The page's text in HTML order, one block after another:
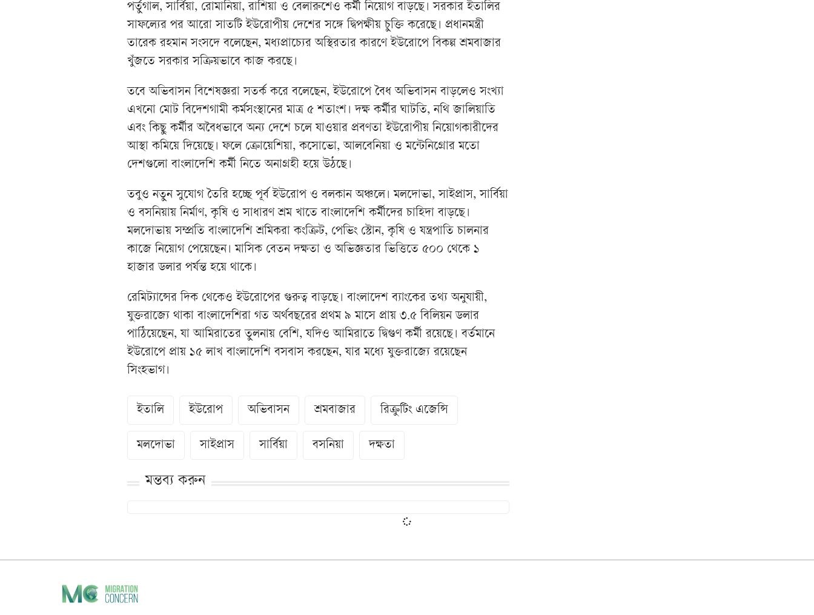
পর্তুগাল, সার্বিয়া, রোমানিয়া, রাশিয়া ও বেলারুশেও কর্মী নিয়োগ বাড়ছে। সরকার ইতালির
সাফল্যের পর আরো সাতটি ইউরোপীয় দেশের সঙ্গে দ্বিপক্ষীয় চুক্তি করেছে। প্রধানমন্ত্রী
তারেক রহমান সংসদে বলেছেন, মধ্যপ্রাচ্যের অস্থিরতার কারণে ইউরোপে বিকল্প শ্রমবাজার
খুঁজতে সরকার সক্রিয়ভাবে কাজ করছে।
তবে অভিবাসন বিশেষজ্ঞরা সতর্ক করে বলেছেন, ইউরোপে বৈধ অভিবাসন বাড়লেও সংখ্যা
এখনো মোট বিদেশগামী কর্মসংস্থানের মাত্র ৫ শতাংশ। দক্ষ কর্মীর ঘাটতি, নথি জালিয়াতি
এবং কিছু কর্মীর অবৈধভাবে অন্য দেশে চলে যাওয়ার প্রবণতা ইউরোপীয় নিয়োগকারীদের
আস্থা কমিয়ে দিয়েছে। ফলে ক্রোয়েশিয়া, কসোভো, আলবেনিয়া ও মন্টেনিগ্রোর মতো
দেশগুলো বাংলাদেশি কর্মী নিতে অনাগ্রহী হয়ে উঠছে।
তবুও নতুন সুযোগ তৈরি হচ্ছে পূর্ব ইউরোপ ও বলকান অঞ্চলে। মলদোভা, সাইপ্রাস, সার্বিয়া
ও বসনিয়ায় নির্মাণ, কৃষি ও সাধারণ শ্রম খাতে বাংলাদেশি কর্মীদের চাহিদা বাড়ছে।
মলদোভায় সম্প্রতি বাংলাদেশি শ্রমিকরা কংক্রিট, পেভিং স্টোন, কৃষি ও যন্ত্রপাতি চালনার
কাজে নিয়োগ পেয়েছেন। মাসিক বেতন দক্ষতা ও অভিজ্ঞতার ভিত্তিতে ৫০০ থেকে ১
হাজার ডলার পর্যন্ত হয়ে থাকে।
রেমিট্যান্সের দিক থেকেও ইউরোপের গুরুত্ব বাড়ছে। বাংলাদেশ ব্যাংকের তথ্য অনুযায়ী,
যুক্তরাজ্যে থাকা বাংলাদেশিরা গত অর্থবছরের প্রথম ৯ মাসে প্রায় ৩.৫ বিলিয়ন ডলার
পাঠিয়েছেন, যা আমিরাতের তুলনায় বেশি, যদিও আমিরাতে দ্বিগুণ কর্মী রয়েছে। বর্তমানে
ইউরোপে প্রায় ১৫ লাখ বাংলাদেশি বসবাস করছেন, যার মধ্যে যুক্তরাজ্যে রয়েছেন
সিংহভাগ।
ইতালি ইউরোপ অভিবাসন শ্রমবাজার রিক্রুটিং এজেন্সি
মলদোভা সাইপ্রাস সার্বিয়া বসনিয়া দক্ষতা
মন্তব্য করুন